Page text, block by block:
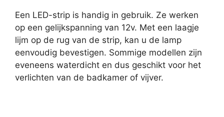
Een LED-strip is handig in gebruik. Ze werken
op een gelijkspanning van 12v. Met een laagje
lijm op de rug van de strip, kan u de lamp
eenvoudig bevestigen. Sommige modellen zijn
eveneens waterdicht en dus geschikt voor het
verlichten van de badkamer of vijver.